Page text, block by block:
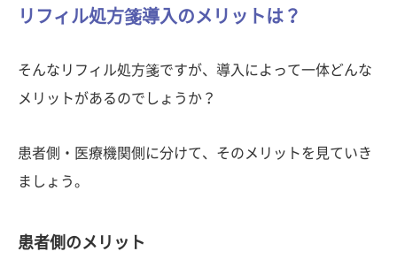
リフィル処方箋導入のメリットは？
そんなリフィル処方箋ですが、導入によって一体どんな
メリットがあるのでしょうか？
患者側・医療機関側に分けて、そのメリットを見ていき
ましょう。
患者側のメリット